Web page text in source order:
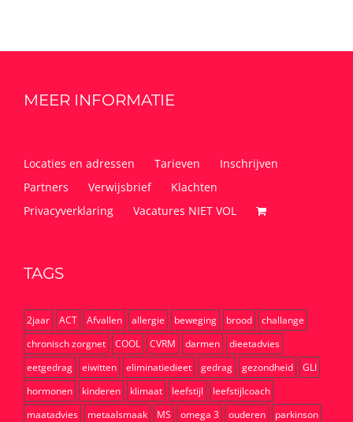
MEER INFORMATIE
Locaties en adressen Tarieven
Inschrijven
Partners
Verwijsbrief
Klachten
Privacyverklaring
Vacatures NIET VOL
TAGS
2jaar ACT Afvallen allergie beweging brood
challange
chronisch zorgnet
COOL CVRM darmen
dieetadvies
eetgedrag
eiwitten eliminatiedieet gedrag gezondheid
GLI
hormonen
kinderen klimaat leefstijl
leefstijlcoach
maatadvies
metaalsmaak MS omega 3 ouderen
parkinson